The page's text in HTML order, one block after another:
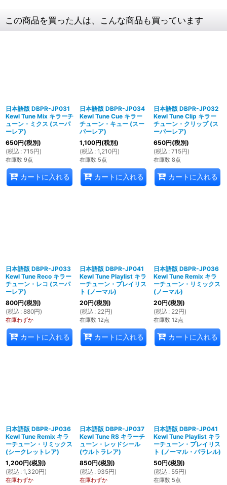
この商品を買った人は、こんな商品も買っています
日本語版 DBPR-JP031
Kewl Tune Mix キラーチ
ューン・ミクス (スーパ
ーレア)
650円(税別)
(税込 : 715円)
在庫数 9点
カートに入れる
日本語版 DBPR-JP034
Kewl Tune Cue キラー
チューン・キュー (スー
パーレア)
1,100円(税別)
(税込 : 1,210円)
在庫数 5点
カートに入れる
日本語版 DBPR-JP032
Kewl Tune Clip キラー
チューン・クリップ (ス
ーパーレア)
650円(税別)
(税込 : 715円)
在庫数 8点
カートに入れる
日本語版 DBPR-JP033
Kewl Tune Reco キラー
チューン・レコ (スーパ
ーレア)
800円(税別)
(税込 : 880円)
在庫わずか
カートに入れる
日本語版 DBPR-JP041
Kewl Tune Playlist キラ
ーチューン・プレイリス
ト (ノーマル)
20円(税別)
(税込 : 22円)
在庫数 12点
カートに入れる
日本語版 DBPR-JP036
Kewl Tune Remix キラ
ーチューン・リミックス
(ノーマル)
20円(税別)
(税込 : 22円)
在庫数 12点
カートに入れる
日本語版 DBPR-JP036
Kewl Tune Remix キラ
ーチューン・リミックス
(シークレットレア)
1,200円(税別)
(税込 : 1,320円)
在庫わずか
日本語版 DBPR-JP037
Kewl Tune RS キラーチ
ューン・レッドシール
(ウルトラレア)
850円(税別)
(税込 : 935円)
在庫わずか
日本語版 DBPR-JP041
Kewl Tune Playlist キラ
ーチューン・プレイリス
ト (ノーマル・パラレル)
50円(税別)
(税込 : 55円)
在庫数 5点